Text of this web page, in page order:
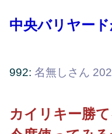
中央バリヤード
992: 名無しさん
カイリキー勝て